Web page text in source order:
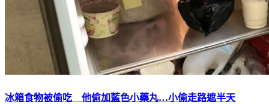
冰箱食物被偷吃 他偷加藍色小藥丸…小偷走路遮半天